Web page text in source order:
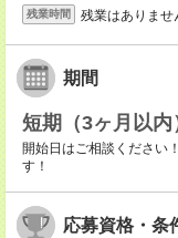
残業時間 残業はありませ
期間
短期（3ヶ月以内
開始日はご相談くださ
す！
応募資格・条